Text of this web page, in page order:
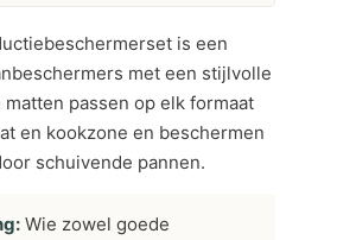
is een
met een stijlvolle
matten passen op elk formaat
en kookzone en beschermen
schuivende pannen.
Wie zowel goede